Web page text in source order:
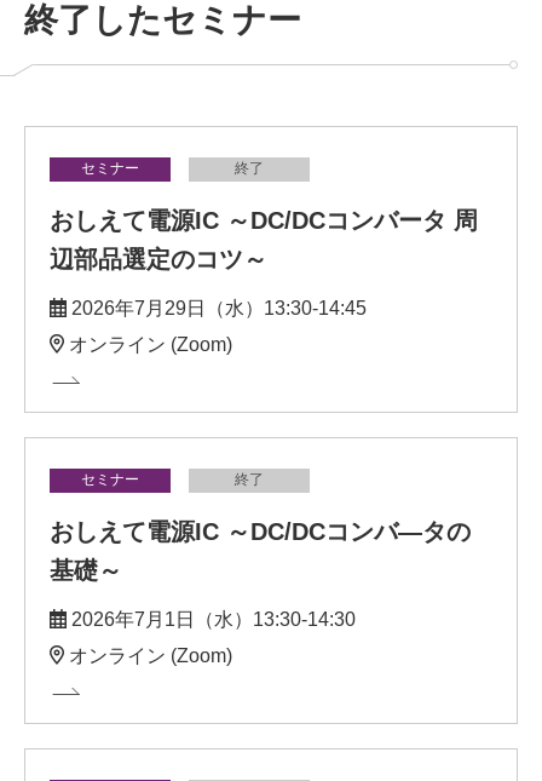
終了したセミナー
セミナー 終了
おしえて電源IC ～DC/DCコンバータ 周
辺部品選定のコツ～
2026年7月29日（水）13:30-14:45
オンライン (Zoom)
セミナー 終了
おしえて電源IC ～DC/DCコンバ―タの
基礎～
2026年7月1日（水）13:30-14:30
オンライン (Zoom)